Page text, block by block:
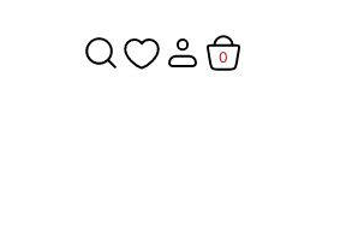
0